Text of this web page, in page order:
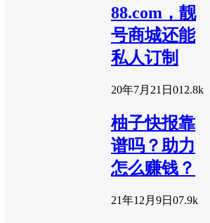
88.com，靓
号商城还能
私人订制
20年7月21日 012.8k
柚子快报靠
谱吗？助力
怎么赚钱？
21年12月9日 07.9k